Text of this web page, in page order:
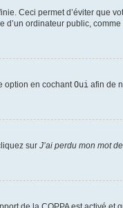
Ceci permet d’éviter que
ordinateur public,
option en cochantOui afin de
sur J’ai perdu mon mot